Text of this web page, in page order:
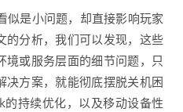
似是小问题，却直接影响玩家
的分析，我们可以发现，这些
境或服务层面的细节问题，只
决方案，就能彻底摆脱关机困
的持续优化，以及移动设备性